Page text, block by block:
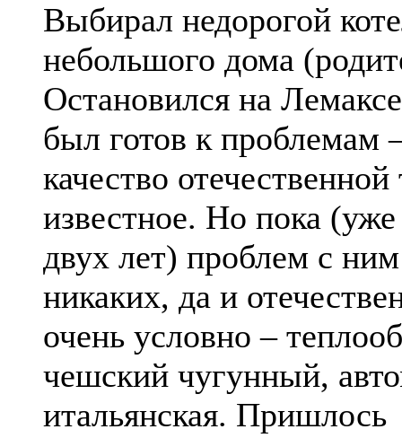
Выбирал недорогой
небольшого дома
Остановился на
был готов к проблемам
качество
известное. Но пока
двух лет) проблем с ним
никаких, да и
очень условно –
чешский чугунный,
итальянская. Пришлось